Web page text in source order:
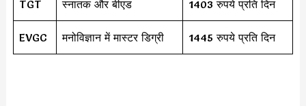
TGT स्नातक और बीएड 1403 रुपये प्रति दिन
EVGC मनोविज्ञान में मास्टर डिग्री 1445 रुपये प्रति दिन